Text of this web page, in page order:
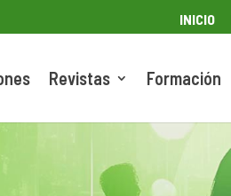
INICIO
Revistas Formación